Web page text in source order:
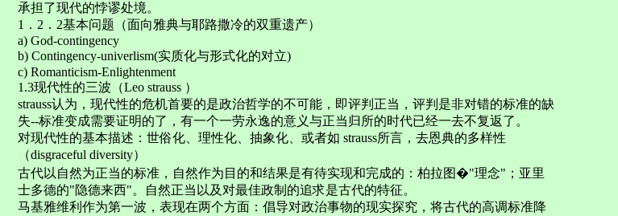
承担了现代的悖谬处境。
1．2．2基本问题（面向雅典与耶路撒冷的双重遗产）
a) God-contingency
b) Contingency-univerlism(实质化与形式化的对立)
c) Romanticism-Enlightenment
1.3现代性的三波（Leo strauss ）
strauss认为，现代性的危机首要的是政治哲学的不可能，即评判正当，评判是非对错的标准的缺
失--标准变成需要证明的了，有一个一劳永逸的意义与正当归所的时代已经一去不复返了。
对现代性的基本描述：世俗化、理性化、抽象化、或者如 strauss所言，去恩典的多样性
（disgraceful diversity）
古代以自然为正当的标准，自然作为目的和结果是有待实现和完成的：柏拉图�"理念"；亚里
士多德的"隐德来西"。自然正当以及对最佳政制的追求是古代的特征。
马基雅维利作为第一波，表现在两个方面：倡导对政治事物的现实探究，将古代的高调标准降